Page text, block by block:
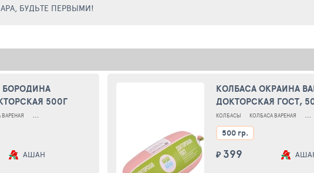
БУДЬТЕ ПЕРВЫМИ!
500Г
КОЛБАСА ДОКТОРСКАЯ
АШАН
КОЛБАСА ОКРАИНА
ДОКТОРСКАЯ ГОСТ,
КОЛБАСЫ КОЛБАСА ВАРЕНАЯ
500 гр.
₽ 399